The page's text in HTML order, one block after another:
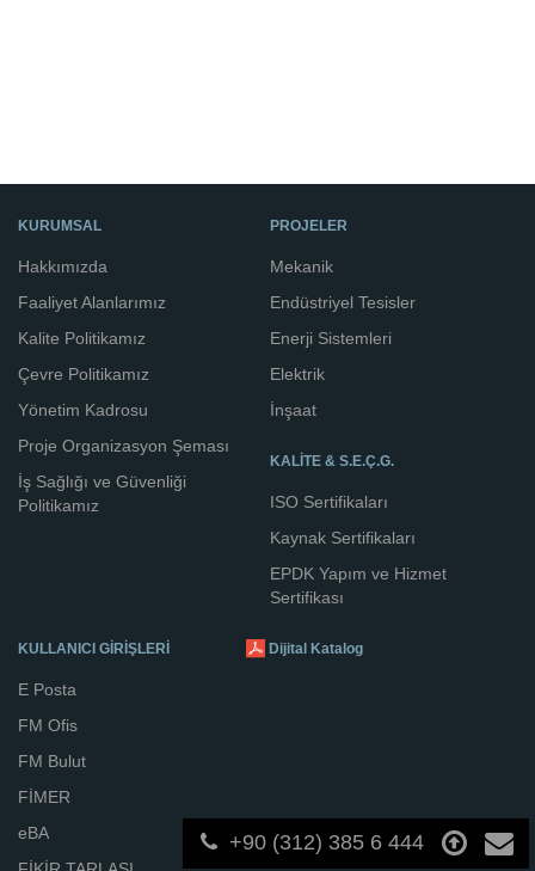
KURUMSAL
Hakkımızda
Faaliyet Alanlarımız
Kalite Politikamız
Çevre Politikamız
Yönetim Kadrosu
Proje Organizasyon Şeması
İş Sağlığı ve Güvenliği
Politikamız
PROJELER
Mekanik
Endüstriyel Tesisler
Enerji Sistemleri
Elektrik
İnşaat
KALİTE & S.E.Ç.G.
ISO Sertifikaları
Kaynak Sertifikaları
EPDK Yapım ve Hizmet
Sertifikası
KULLANICI GİRİŞLERİ
E Posta
FM Ofis
FM Bulut
FİMER
eBA
Dijital Katalog
+90 (312) 385 6 444